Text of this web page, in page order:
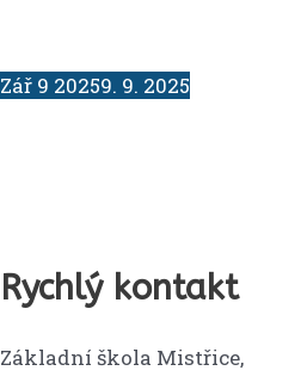
Zář 9 20259. 9. 2025
Rychlý kontakt
Základní škola Mistřice,